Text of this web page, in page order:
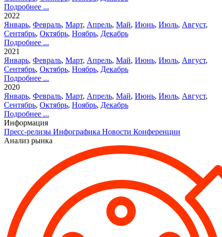
Подробнее ...
2022
Январь, Февраль, Март, Апрель, Май, Июнь, Июль, Август,
Сентябрь, Октябрь, Ноябрь, Декабрь
Подробнее ...
2021
Январь, Февраль, Март, Апрель, Май, Июнь, Июль, Август,
Сентябрь, Октябрь, Ноябрь, Декабрь
Подробнее ...
2020
Январь, Февраль, Март, Апрель, Май, Июнь, Июль, Август,
Сентябрь, Октябрь, Ноябрь, Декабрь
Подробнее ...
Информация
Пресс-релизы Инфографика Новости Конференции
Анализ рынка